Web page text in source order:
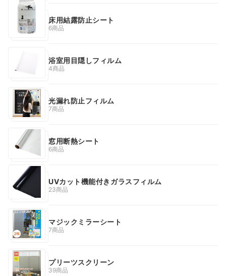
床用結露防止シート
6商品
浴室用目隠しフィルム
4商品
光漏れ防止フィルム
7商品
窓用断熱シート
6商品
UVカット機能付きガラスフィルム
23商品
マジックミラーシート
7商品
プリーツスクリーン
39商品